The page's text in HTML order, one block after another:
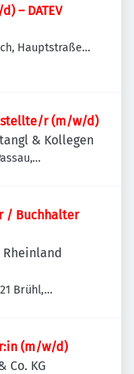
– DATEV
Hauptstraße
r (m/w/d)
& Kollegen
/ Buchhalter
Rheinland
Brühl,
(m/w/d)
Co. KG